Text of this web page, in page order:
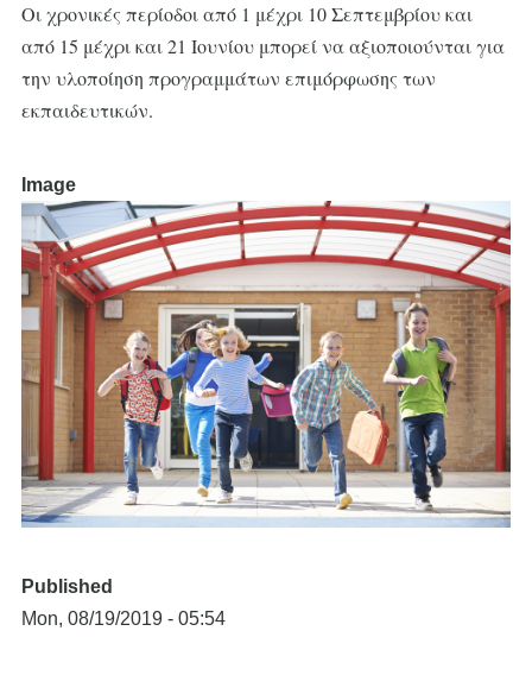
Οι χρονικές περίοδοι από 1 μέχρι 10 Σεπτεμβρίου και
από 15 μέχρι και 21 Ιουνίου μπορεί να αξιοποιούνται για
την υλοποίηση προγραμμάτων επιμόρφωσης των
εκπαιδευτικών.
Image
Image
Published
Mon, 08/19/2019 - 05:54